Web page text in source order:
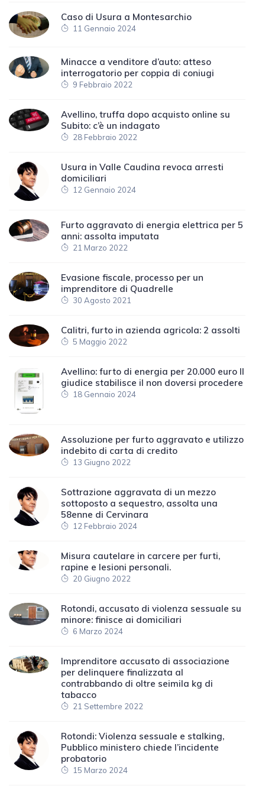
Caso di Usura a Montesarchio
11 Gennaio 2024
Minacce a venditore d’auto: atteso
interrogatorio per coppia di coniugi
9 Febbraio 2022
Avellino, truffa dopo acquisto online su
Subito: c’è un indagato
28 Febbraio 2022
Usura in Valle Caudina revoca arresti
domiciliari
12 Gennaio 2024
Furto aggravato di energia elettrica per 5
anni: assolta imputata
21 Marzo 2022
Evasione fiscale, processo per un
imprenditore di Quadrelle
30 Agosto 2021
Calitri, furto in azienda agricola: 2 assolti
5 Maggio 2022
Avellino: furto di energia per 20.000 euro Il
giudice stabilisce il non doversi procedere
18 Gennaio 2024
Assoluzione per furto aggravato e utilizzo
indebito di carta di credito
13 Giugno 2022
Sottrazione aggravata di un mezzo
sottoposto a sequestro, assolta una
58enne di Cervinara
12 Febbraio 2024
Misura cautelare in carcere per furti,
rapine e lesioni personali.
20 Giugno 2022
Rotondi, accusato di violenza sessuale su
minore: finisce ai domiciliari
6 Marzo 2024
Imprenditore accusato di associazione
per delinquere finalizzata al
contrabbando di oltre seimila kg di
tabacco
21 Settembre 2022
Rotondi: Violenza sessuale e stalking,
Pubblico ministero chiede l’incidente
probatorio
15 Marzo 2024